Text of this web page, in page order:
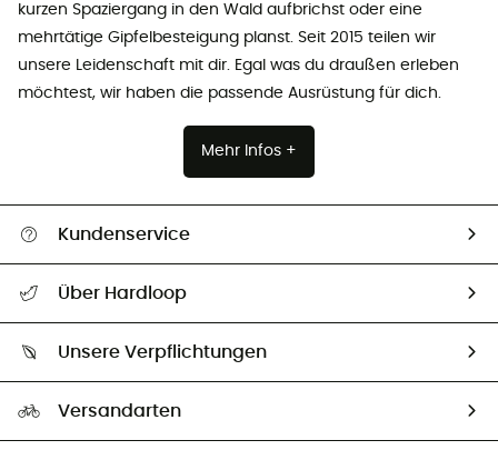
kurzen Spaziergang in den Wald aufbrichst oder eine
mehrtätige Gipfelbesteigung planst. Seit 2015 teilen wir
unsere Leidenschaft mit dir. Egal was du draußen erleben
möchtest, wir haben die passende Ausrüstung für dich.
Mehr Infos +
Kundenservice
Größentabelle
Über Hardloop
Unsere Botschafter
Unsere Verpflichtungen
Versandarten